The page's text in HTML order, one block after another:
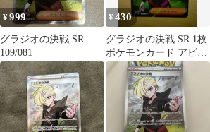
¥999
グラジオの決戦 SR
109/081
¥430
グラジオの決戦 SR 1枚
ポケモンカード アビス
アイ